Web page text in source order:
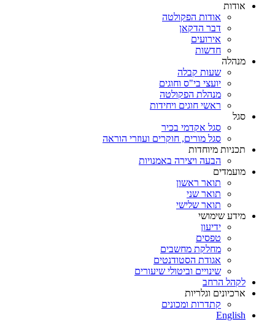
אודות
אודות הפקולטה
דבר הדקאן
אירועים
חדשות
מנהלה
שעות קבלה
יועצי בי"ס וחוגים
מנהלת הפקולטה
ראשי חוגים ויחידות
סגל
סגל אקדמי בכיר
סגל מורים, חוקרים ועוזרי הוראה
תכניות מיוחדות
הבעה ויצירה באמנויות
מועמדים
תואר ראשון
תואר שני
תואר שלישי
מידע שימושי
ידיעון
טפסים
מחלקת מחשבים
אגודת הסטודנטים
שינויים וביטולי שיעורים
לקהל הרחב
ארכיונים וגלריות
קתדרות ומכונים
English